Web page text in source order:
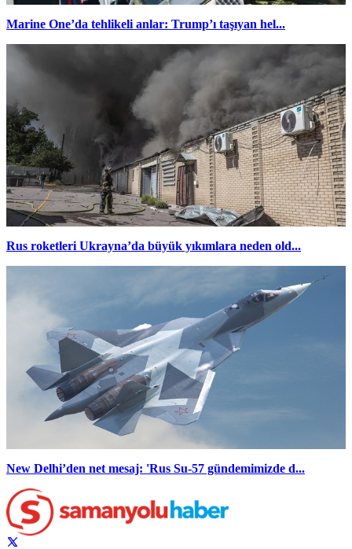
Marine One’da tehlikeli anlar: Trump’ı taşıyan hel...
Rus roketleri Ukrayna’da büyük yıkımlara neden old...
New Delhi’den net mesaj: 'Rus Su-57 gündemimizde d...